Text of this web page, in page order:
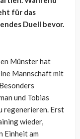
für das
Duell bevor.
Münster hat
Mannschaft mit
und Tobias
regenerieren. Erst
wieder,
Einheit am